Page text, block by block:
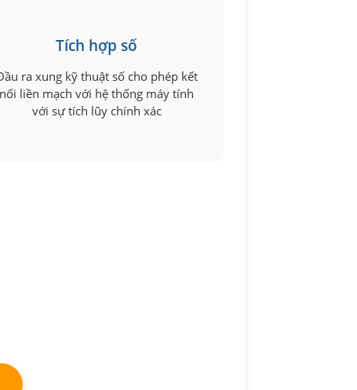
Tích hợp số
ra xung kỹ thuật số cho phép kết
nối liền mạch với hệ thống máy tính
với sự tích lũy chính xác